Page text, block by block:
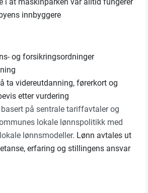
innbyggere
og forsikringsordninger
ta videreutdanning, førerkort og
etter vurdering
på sentrale tariffavtaler og
lokale lønnspolitikk med
lønnsmodeller. Lønn avtales ut
erfaring og stillingens ansvar